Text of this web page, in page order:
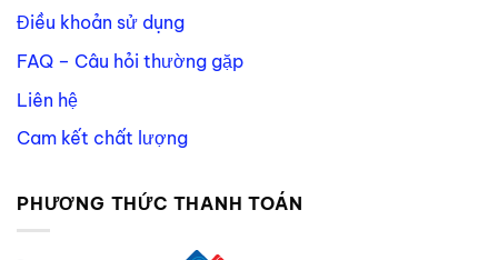
Điều khoản sử dụng
FAQ – Câu hỏi thường gặp
Liên hệ
Cam kết chất lượng
PHƯƠNG THỨC THANH TOÁN